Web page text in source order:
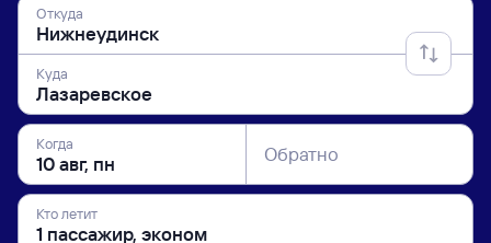
Откуда
Куда
Когда Обратно
Кто летит